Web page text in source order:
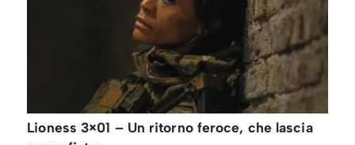
Lioness 3×01 – Un ritorno feroce, che lascia